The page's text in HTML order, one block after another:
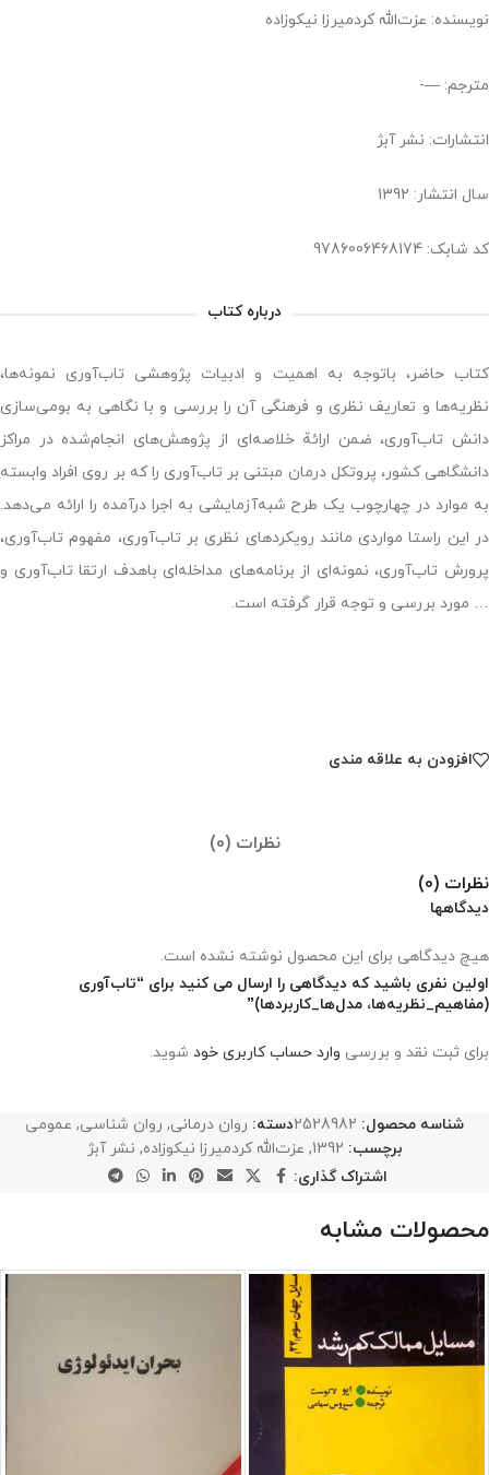
نویسنده: عزت‌الله کردمیرزا نیکوزاده
مترجم: —-
انتشارات: نشر آبژ
سال انتشار: 1392
کد شابک: 9786006468174
درباره کتاب
کتاب حاضر، باتوجه به اهمیت و ادبیات پژوهشی تاب‌آوری نمونه‌ها،
نظریه‌ها و تعاریف نظری و فرهنگی آن را بررسی و با نگاهی به بومی‌سازی
دانش تاب‌آوری، ضمن ارائة خلاصه‌ای از پژوهش‌های انجام‌شده در مراکز
دانشگاهی کشور، پروتکل درمان مبتنی بر تاب‌آوری را که بر روی افراد وابسته
به موارد در چهارچوب یک طرح شبه‌آزمایشی به اجرا درآمده را ارائه می‌دهد.
در این راستا مواردی مانند رویکردهای نظری بر تاب‌آوری، مفهوم تاب‌آوری،
پرورش تاب‌آوری، نمونه‌ای از برنامه‌های مداخله‌ای باهدف ارتقا تاب‌آوری و
… مورد بررسی و توجه قرار گرفته است.
افزودن به علاقه مندی
نظرات (0)
نظرات (0)
دیدگاهها
هیچ دیدگاهی برای این محصول نوشته نشده است.
اولین نفری باشید که دیدگاهی را ارسال می کنید برای “تاب‌آوری
(مفاهیم_نظریه‌ها، مدل‌ها_کاربردها)”
برای ثبت نقد و بررسی وارد حساب کاربری خود شوید.
شناسه محصول: 2528982دسته: روان درمانی, روان شناسی, عمومی
برچسب: 1392
, عزت‌الله کردمیرزا نیکوزاده, نشر آبژ
اشتراک گذاری:
محصولات مشابه